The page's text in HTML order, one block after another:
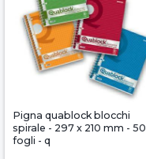
Pigna quablock blocchi
spirale - 297 x 210 mm - 50
fogli - q